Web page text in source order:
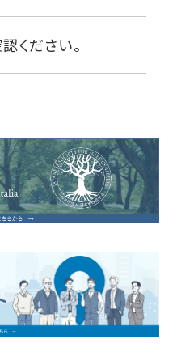
ください。